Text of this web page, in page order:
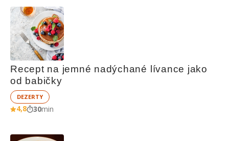
Recept na jemné nadýchané lívance jako
od babičky
DEZERTY
4,8 30min